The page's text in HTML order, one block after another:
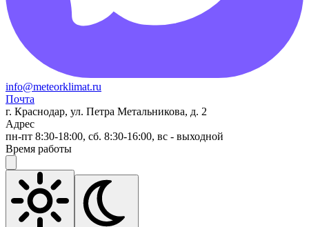
info@meteorklimat.ru
Почта
г. Краснодар, ул. Петра Метальникова, д. 2
Адрес
пн-пт 8:30-18:00, сб. 8:30-16:00, вс - выходной
Время работы